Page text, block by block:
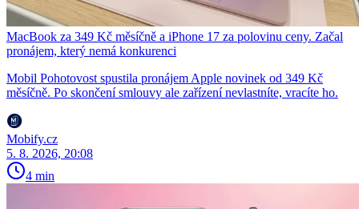
MacBook za 349 Kč měsíčně a iPhone 17 za polovinu ceny. Začal
pronájem, který nemá konkurenci
Mobil Pohotovost spustila pronájem Apple novinek od 349 Kč
měsíčně. Po skončení smlouvy ale zařízení nevlastníte, vracíte ho.
Mobify.cz
5. 8. 2026, 20:08
4 min